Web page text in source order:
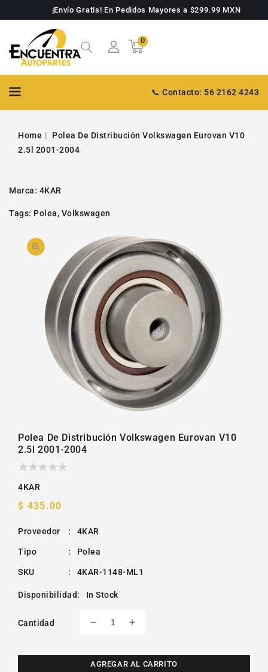
¡Envío Gratis! En Pedidos Mayores a $299.99 MXN
Carrito
00
artículos
📞 Contacto: 56 2162 4243
Home
Polea De Distribución Volkswagen Eurovan V10
2.5l 2001-2004
Marca: 4KAR
Tags: Polea, Volkswagen
INFORMACIÓN
DE PRODUCTO
video
1
en
la
galería
Polea De Distribución Volkswagen Eurovan V10
2.5l 2001-2004
4KAR
Precio
$ 435.00
Proveedor : 4KAR
Tipo : Polea
SKU : 4KAR-1148-ML1
Disponibilidad: In Stock
Cantidad
Reducir
para
Polea
Aumentar
para
Polea
AGREGAR AL CARRITO